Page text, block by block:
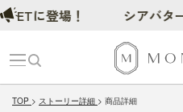
TOP ストーリー詳細 商品詳細
に登場！ シアバター